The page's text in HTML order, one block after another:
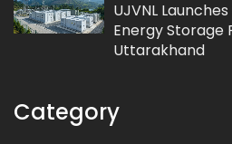
UJVNL
Energy Storage
Uttarakhand
Category